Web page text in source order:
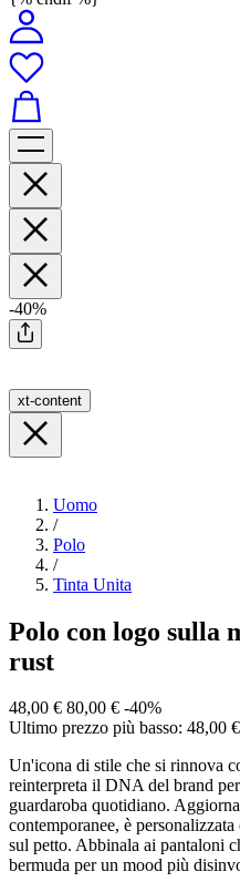
-40%
xt-content
Uomo
/
Polo
/
Tinta Unita
Polo con logo sulla
rust
48,00 € 80,00 € -40%
Ultimo prezzo più basso: 48,00 €
Un'icona di stile che si rinnova
reinterpreta il DNA del brand
guardaroba quotidiano.
contemporanee, è
sul petto. Abbinala ai pantaloni
bermuda per un mood più